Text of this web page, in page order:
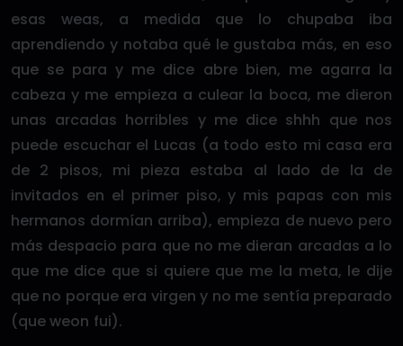
esas weas, a medida que lo chupaba iba
aprendiendo y notaba qué le gustaba más, en eso
que se para y me dice abre bien, me agarra la
cabeza y me empieza a culear la boca, me dieron
unas arcadas horribles y me dice shhh que nos
puede escuchar el Lucas (a todo esto mi casa era
de 2 pisos, mi pieza estaba al lado de la de
invitados en el primer piso, y mis papas con mis
hermanos dormían arriba), empieza de nuevo pero
más despacio para que no me dieran arcadas a lo
que me dice que si quiere que me la meta, le dije
que no porque era virgen y no me sentía preparado
(que weon fui).